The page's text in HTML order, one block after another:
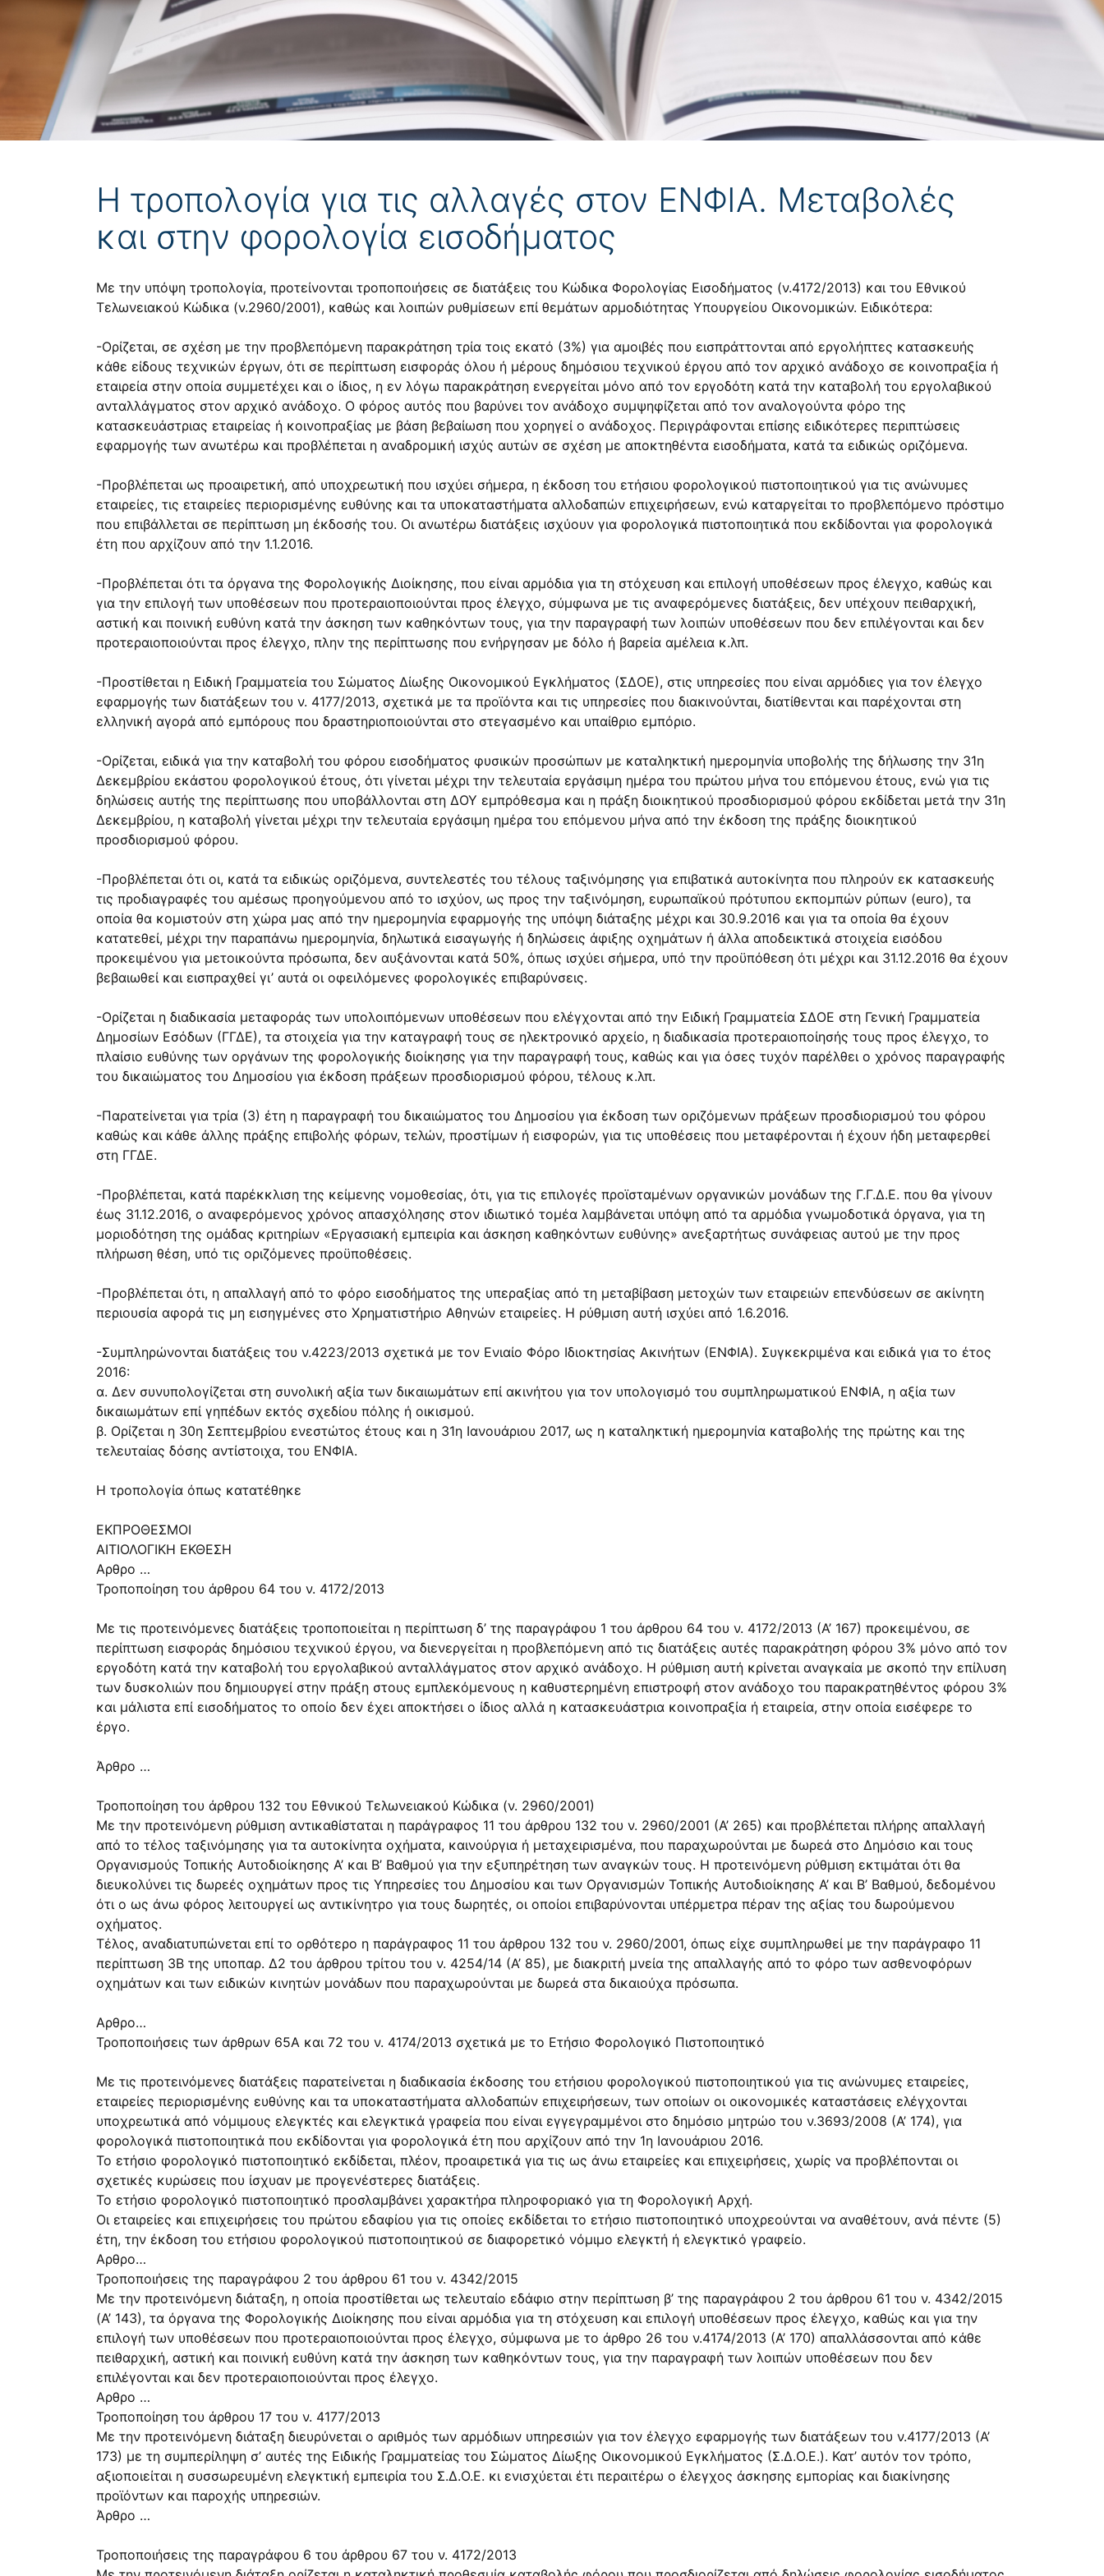
Η τροπολογία για τις αλλαγές στον ΕΝΦΙΑ. Μεταβολές
και στην φορολογία εισοδήματος
Με την υπόψη τροπολογία, προτείνονται τροποποιήσεις σε διατάξεις του Κώδικα Φορολογίας Εισοδήματος (ν.4172/2013) και του Εθνικού
Τελωνειακού Κώδικα (ν.2960/2001), καθώς και λοιπών ρυθμίσεων επί θεμάτων αρμοδιότητας Υπουργείου Οικονομικών. Ειδικότερα:
-Ορίζεται, σε σχέση με την προβλεπόμενη παρακράτηση τρία τοις εκατό (3%) για αμοιβές που εισπράττονται από εργολήπτες κατασκευής
κάθε είδους τεχνικών έργων, ότι σε περίπτωση εισφοράς όλου ή μέρους δημόσιου τεχνικού έργου από τον αρχικό ανάδοχο σε κοινοπραξία ή
εταιρεία στην οποία συμμετέχει και ο ίδιος, η εν λόγω παρακράτηση ενεργείται μόνο από τον εργοδότη κατά την καταβολή του εργολαβικού
ανταλλάγματος στον αρχικό ανάδοχο. Ο φόρος αυτός που βαρύνει τον ανάδοχο συμψηφίζεται από τον αναλογούντα φόρο της
κατασκευάστριας εταιρείας ή κοινοπραξίας με βάση βεβαίωση που χορηγεί ο ανάδοχος. Περιγράφονται επίσης ειδικότερες περιπτώσεις
εφαρμογής των ανωτέρω και προβλέπεται η αναδρομική ισχύς αυτών σε σχέση με αποκτηθέντα εισοδήματα, κατά τα ειδικώς οριζόμενα.
-Προβλέπεται ως προαιρετική, από υποχρεωτική που ισχύει σήμερα, η έκδοση του ετήσιου φορολογικού πιστοποιητικού για τις ανώνυμες
εταιρείες, τις εταιρείες περιορισμένης ευθύνης και τα υποκαταστήματα αλλοδαπών επιχειρήσεων, ενώ καταργείται το προβλεπόμενο πρόστιμο
που επιβάλλεται σε περίπτωση μη έκδοσής του. Οι ανωτέρω διατάξεις ισχύουν για φορολογικά πιστοποιητικά που εκδίδονται για φορολογικά
έτη που αρχίζουν από την 1.1.2016.
-Προβλέπεται ότι τα όργανα της Φορολογικής Διοίκησης, που είναι αρμόδια για τη στόχευση και επιλογή υποθέσεων προς έλεγχο, καθώς και
για την επιλογή των υποθέσεων που προτεραιοποιούνται προς έλεγχο, σύμφωνα με τις αναφερόμενες διατάξεις, δεν υπέχουν πειθαρχική,
αστική και ποινική ευθύνη κατά την άσκηση των καθηκόντων τους, για την παραγραφή των λοιπών υποθέσεων που δεν επιλέγονται και δεν
προτεραιοποιούνται προς έλεγχο, πλην της περίπτωσης που ενήργησαν με δόλο ή βαρεία αμέλεια κ.λπ.
-Προστίθεται η Ειδική Γραμματεία του Σώματος Δίωξης Οικονομικού Εγκλήματος (ΣΔΟΕ), στις υπηρεσίες που είναι αρμόδιες για τον έλεγχο
εφαρμογής των διατάξεων του ν. 4177/2013, σχετικά με τα προϊόντα και τις υπηρεσίες που διακινούνται, διατίθενται και παρέχονται στη
ελληνική αγορά από εμπόρους που δραστηριοποιούνται στο στεγασμένο και υπαίθριο εμπόριο.
-Ορίζεται, ειδικά για την καταβολή του φόρου εισοδήματος φυσικών προσώπων με καταληκτική ημερομηνία υποβολής της δήλωσης την 31η
Δεκεμβρίου εκάστου φορολογικού έτους, ότι γίνεται μέχρι την τελευταία εργάσιμη ημέρα του πρώτου μήνα του επόμενου έτους, ενώ για τις
δηλώσεις αυτής της περίπτωσης που υποβάλλονται στη ΔΟΥ εμπρόθεσμα και η πράξη διοικητικού προσδιορισμού φόρου εκδίδεται μετά την 31η
Δεκεμβρίου, η καταβολή γίνεται μέχρι την τελευταία εργάσιμη ημέρα του επόμενου μήνα από την έκδοση της πράξης διοικητικού
προσδιορισμού φόρου.
-Προβλέπεται ότι οι, κατά τα ειδικώς οριζόμενα, συντελεστές του τέλους ταξινόμησης για επιβατικά αυτοκίνητα που πληρούν εκ κατασκευής
τις προδιαγραφές του αμέσως προηγούμενου από το ισχύον, ως προς την ταξινόμηση, ευρωπαϊκού πρότυπου εκπομπών ρύπων (euro), τα
οποία θα κομιστούν στη χώρα μας από την ημερομηνία εφαρμογής της υπόψη διάταξης μέχρι και 30.9.2016 και για τα οποία θα έχουν
κατατεθεί, μέχρι την παραπάνω ημερομηνία, δηλωτικά εισαγωγής ή δηλώσεις άφιξης οχημάτων ή άλλα αποδεικτικά στοιχεία εισόδου
προκειμένου για μετοικούντα πρόσωπα, δεν αυξάνονται κατά 50%, όπως ισχύει σήμερα, υπό την προϋπόθεση ότι μέχρι και 31.12.2016 θα έχουν
βεβαιωθεί και εισπραχθεί γι’ αυτά οι οφειλόμενες φορολογικές επιβαρύνσεις.
-Ορίζεται η διαδικασία μεταφοράς των υπολοιπόμενων υποθέσεων που ελέγχονται από την Ειδική Γραμματεία ΣΔΟΕ στη Γενική Γραμματεία
Δημοσίων Εσόδων (ΓΓΔΕ), τα στοιχεία για την καταγραφή τους σε ηλεκτρονικό αρχείο, η διαδικασία προτεραιοποίησής τους προς έλεγχο, το
πλαίσιο ευθύνης των οργάνων της φορολογικής διοίκησης για την παραγραφή τους, καθώς και για όσες τυχόν παρέλθει ο χρόνος παραγραφής
του δικαιώματος του Δημοσίου για έκδοση πράξεων προσδιορισμού φόρου, τέλους κ.λπ.
-Παρατείνεται για τρία (3) έτη η παραγραφή του δικαιώματος του Δημοσίου για έκδοση των οριζόμενων πράξεων προσδιορισμού του φόρου
καθώς και κάθε άλλης πράξης επιβολής φόρων, τελών, προστίμων ή εισφορών, για τις υποθέσεις που μεταφέρονται ή έχουν ήδη μεταφερθεί
στη ΓΓΔΕ.
-Προβλέπεται, κατά παρέκκλιση της κείμενης νομοθεσίας, ότι, για τις επιλογές προϊσταμένων οργανικών μονάδων της Γ.Γ.Δ.Ε. που θα γίνουν
έως 31.12.2016, ο αναφερόμενος χρόνος απασχόλησης στον ιδιωτικό τομέα λαμβάνεται υπόψη από τα αρμόδια γνωμοδοτικά όργανα, για τη
μοριοδότηση της ομάδας κριτηρίων «Εργασιακή εμπειρία και άσκηση καθηκόντων ευθύνης» ανεξαρτήτως συνάφειας αυτού με την προς
πλήρωση θέση, υπό τις οριζόμενες προϋποθέσεις.
-Προβλέπεται ότι, η απαλλαγή από το φόρο εισοδήματος της υπεραξίας από τη μεταβίβαση μετοχών των εταιρειών επενδύσεων σε ακίνητη
περιουσία αφορά τις μη εισηγμένες στο Χρηματιστήριο Αθηνών εταιρείες. Η ρύθμιση αυτή ισχύει από 1.6.2016.
-Συμπληρώνονται διατάξεις του ν.4223/2013 σχετικά με τον Ενιαίο Φόρο Ιδιοκτησίας Ακινήτων (ΕΝΦΙΑ). Συγκεκριμένα και ειδικά για το έτος
2016:
α. Δεν συνυπολογίζεται στη συνολική αξία των δικαιωμάτων επί ακινήτου για τον υπολογισμό του συμπληρωματικού ΕΝΦΙΑ, η αξία των
δικαιωμάτων επί γηπέδων εκτός σχεδίου πόλης ή οικισμού.
β. Ορίζεται η 30η Σεπτεμβρίου ενεστώτος έτους και η 31η Ιανουάριου 2017, ως η καταληκτική ημερομηνία καταβολής της πρώτης και της
τελευταίας δόσης αντίστοιχα, του ΕΝΦΙΑ.
H τροπολογία όπως κατατέθηκε
ΕΚΠΡΟΘΕΣΜΟΙ
ΑΙΤΙΟΛΟΓΙΚΗ ΕΚΘΕΣΗ
Αρθρο …
Τροποποίηση του άρθρου 64 του ν. 4172/2013
Με τις προτεινόμενες διατάξεις τροποποιείται η περίπτωση δ’ της παραγράφου 1 του άρθρου 64 του ν. 4172/2013 (Α’ 167) προκειμένου, σε
περίπτωση εισφοράς δημόσιου τεχνικού έργου, να διενεργείται η προβλεπόμενη από τις διατάξεις αυτές παρακράτηση φόρου 3% μόνο από τον
εργοδότη κατά την καταβολή του εργολαβικού ανταλλάγματος στον αρχικό ανάδοχο. Η ρύθμιση αυτή κρίνεται αναγκαία με σκοπό την επίλυση
των δυσκολιών που δημιουργεί στην πράξη στους εμπλεκόμενους η καθυστερημένη επιστροφή στον ανάδοχο του παρακρατηθέντος φόρου 3%
και μάλιστα επί εισοδήματος το οποίο δεν έχει αποκτήσει ο ίδιος αλλά η κατασκευάστρια κοινοπραξία ή εταιρεία, στην οποία εισέφερε το
έργο.
Άρθρο …
Τροποποίηση του άρθρου 132 του Εθνικού Τελωνειακού Κώδικα (ν. 2960/2001)
Με την προτεινόμενη ρύθμιση αντικαθίσταται η παράγραφος 11 του άρθρου 132 του ν. 2960/2001 (Α’ 265) και προβλέπεται πλήρης απαλλαγή
από το τέλος ταξινόμησης για τα αυτοκίνητα οχήματα, καινούργια ή μεταχειρισμένα, που παραχωρούνται με δωρεά στο Δημόσιο και τους
Οργανισμούς Τοπικής Αυτοδιοίκησης Α’ και Β’ Βαθμού για την εξυπηρέτηση των αναγκών τους. Η προτεινόμενη ρύθμιση εκτιμάται ότι θα
διευκολύνει τις δωρεές οχημάτων προς τις Υπηρεσίες του Δημοσίου και των Οργανισμών Τοπικής Αυτοδιοίκησης Α’ και Β’ Βαθμού, δεδομένου
ότι ο ως άνω φόρος λειτουργεί ως αντικίνητρο για τους δωρητές, οι οποίοι επιβαρύνονται υπέρμετρα πέραν της αξίας του δωρούμενου
οχήματος.
Τέλος, αναδιατυπώνεται επί το ορθότερο η παράγραφος 11 του άρθρου 132 του ν. 2960/2001, όπως είχε συμπληρωθεί με την παράγραφο 11
περίπτωση 3Β της υποπαρ. Δ2 του άρθρου τρίτου του ν. 4254/14 (Α’ 85), με διακριτή μνεία της απαλλαγής από το φόρο των ασθενοφόρων
οχημάτων και των ειδικών κινητών μονάδων που παραχωρούνται με δωρεά στα δικαιούχα πρόσωπα.
Αρθρο…
Τροποποιήσεις των άρθρων 65Α και 72 του ν. 4174/2013 σχετικά με το Ετήσιο Φορολογικό Πιστοποιητικό
Με τις προτεινόμενες διατάξεις παρατείνεται η διαδικασία έκδοσης του ετήσιου φορολογικού πιστοποιητικού για τις ανώνυμες εταιρείες,
εταιρείες περιορισμένης ευθύνης και τα υποκαταστήματα αλλοδαπών επιχειρήσεων, των οποίων οι οικονομικές καταστάσεις ελέγχονται
υποχρεωτικά από νόμιμους ελεγκτές και ελεγκτικά γραφεία που είναι εγγεγραμμένοι στο δημόσιο μητρώο του ν.3693/2008 (Α’ 174), για
φορολογικά πιστοποιητικά που εκδίδονται για φορολογικά έτη που αρχίζουν από την 1η Ιανουάριου 2016.
Το ετήσιο φορολογικό πιστοποιητικό εκδίδεται, πλέον, προαιρετικά για τις ως άνω εταιρείες και επιχειρήσεις, χωρίς να προβλέπονται οι
σχετικές κυρώσεις που ίσχυαν με προγενέστερες διατάξεις.
Το ετήσιο φορολογικό πιστοποιητικό προσλαμβάνει χαρακτήρα πληροφοριακό για τη Φορολογική Αρχή.
Οι εταιρείες και επιχειρήσεις του πρώτου εδαφίου για τις οποίες εκδίδεται το ετήσιο πιστοποιητικό υποχρεούνται να αναθέτουν, ανά πέντε (5)
έτη, την έκδοση του ετήσιου φορολογικού πιστοποιητικού σε διαφορετικό νόμιμο ελεγκτή ή ελεγκτικό γραφείο.
Αρθρο…
Τροποποιήσεις της παραγράφου 2 του άρθρου 61 του ν. 4342/2015
Με την προτεινόμενη διάταξη, η οποία προστίθεται ως τελευταίο εδάφιο στην περίπτωση β’ της παραγράφου 2 του άρθρου 61 του ν. 4342/2015
(Α’ 143), τα όργανα της Φορολογικής Διοίκησης που είναι αρμόδια για τη στόχευση και επιλογή υποθέσεων προς έλεγχο, καθώς και για την
επιλογή των υποθέσεων που προτεραιοποιούνται προς έλεγχο, σύμφωνα με το άρθρο 26 του ν.4174/2013 (Α’ 170) απαλλάσσονται από κάθε
πειθαρχική, αστική και ποινική ευθύνη κατά την άσκηση των καθηκόντων τους, για την παραγραφή των λοιπών υποθέσεων που δεν
επιλέγονται και δεν προτεραιοποιούνται προς έλεγχο.
Αρθρο …
Τροποποίηση του άρθρου 17 του ν. 4177/2013
Με την προτεινόμενη διάταξη διευρύνεται ο αριθμός των αρμόδιων υπηρεσιών για τον έλεγχο εφαρμογής των διατάξεων του ν.4177/2013 (Α’
173) με τη συμπερίληψη σ’ αυτές της Ειδικής Γραμματείας του Σώματος Δίωξης Οικονομικού Εγκλήματος (Σ.Δ.Ο.Ε.). Κατ’ αυτόν τον τρόπο,
αξιοποιείται η συσσωρευμένη ελεγκτική εμπειρία του Σ.Δ.Ο.Ε. κι ενισχύεται έτι περαιτέρω ο έλεγχος άσκησης εμπορίας και διακίνησης
προϊόντων και παροχής υπηρεσιών.
Άρθρο …
Τροποποιήσεις της παραγράφου 6 του άρθρου 67 του ν. 4172/2013